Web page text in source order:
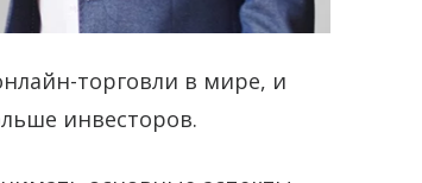
торговли в мире, и
инвесторов.